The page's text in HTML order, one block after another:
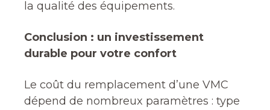
la qualité des équipements.
Conclusion : un investissement
durable pour votre confort
Le coût du remplacement d’une VMC
dépend de nombreux paramètres : type